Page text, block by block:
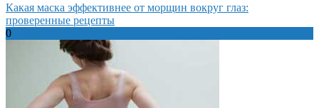
Какая маска эффективнее от морщин вокруг глаз:
проверенные рецепты
0